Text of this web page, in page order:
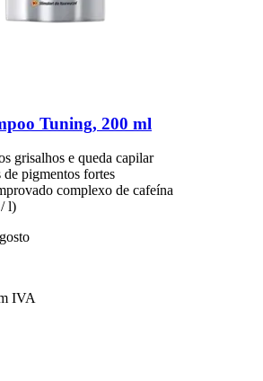
Tuning, 200 ml
grisalhos e queda capilar
de pigmentos fortes
complexo de cafeína
l)
IVA